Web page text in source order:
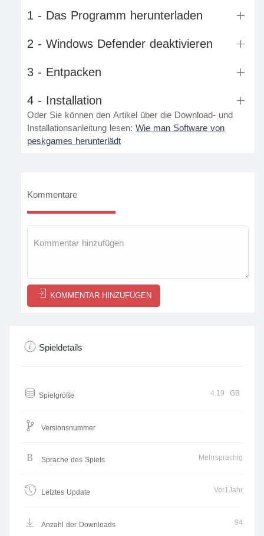
1 - Das Programm herunterladen
2 - Windows Defender deaktivieren
3 - Entpacken
4 - Installation
Oder Sie können den Artikel über die Download- und
Installationsanleitung lesen: Wie man Software von
peskgames herunterlädt
Kommentare
KOMMENTAR HINZUFÜGEN
Spieldetails
Spielgröße 4.19 GB
Versionsnummer
Sprache des Spiels Mehrsprachig
Letztes Update Vor1Jahr
Anzahl der Downloads 94